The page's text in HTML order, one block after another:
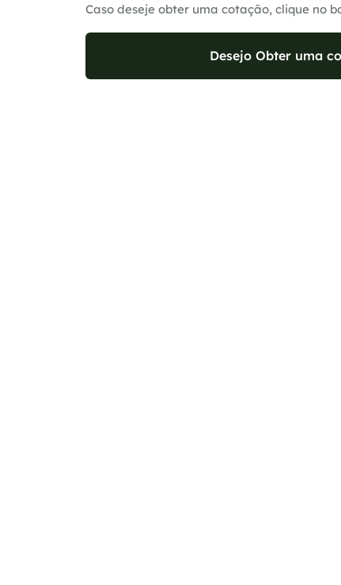
Caso deseje obter uma cotação, clique no
Desejo Obter uma